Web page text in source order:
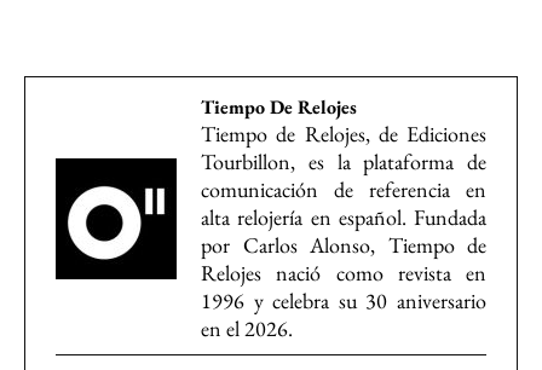
Tiempo De Relojes
Tiempo de Relojes, de Ediciones
Tourbillon, es la plataforma de
comunicación de referencia en
alta relojería en español. Fundada
por Carlos Alonso, Tiempo de
Relojes nació como revista en
1996 y celebra su 30 aniversario
en el 2026.